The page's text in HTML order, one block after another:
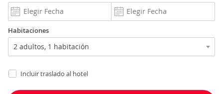
Habitaciones
Incluir traslado al hotel